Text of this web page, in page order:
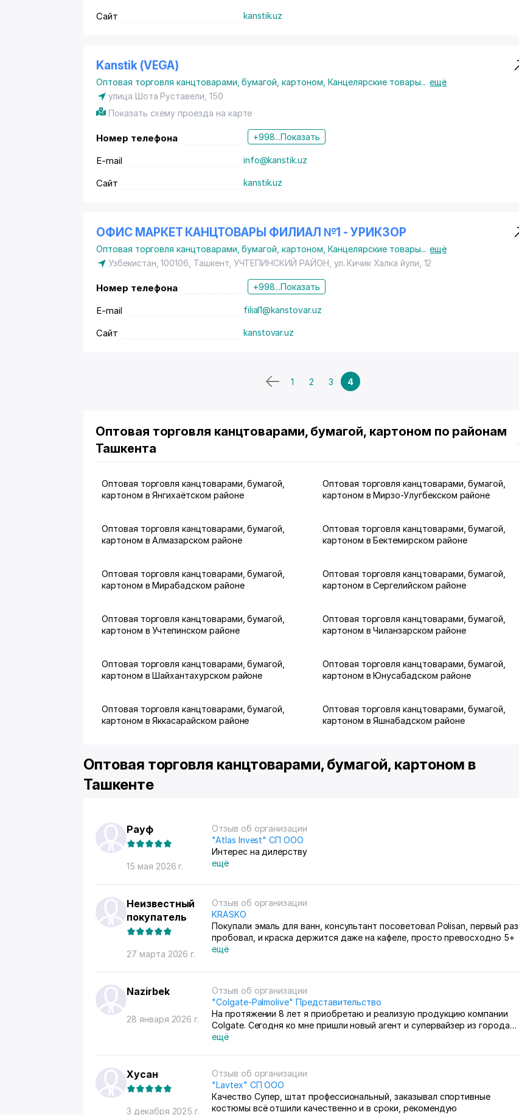
Сайт kanstik.uz
Kanstik (VEGA)
Оптовая торговля канцтоварами, бумагой, картоном Канцелярские товары... ещё
улица Шота Руставели, 150
Показать схему проезда на карте
Номер телефона +998...Показать
E-mail info@kanstik.uz
Сайт kanstik.uz
ОФИС МАРКЕТ КАНЦТОВАРЫ ФИЛИАЛ №1 - УРИКЗОР
Оптовая торговля канцтоварами, бумагой, картоном Канцелярские товары... ещё
Узбекистан, 100106, Ташкент, УЧТЕПИНСКИЙ РАЙОН ул. Кичик Халка йули , 12
Номер телефона +998...Показать
E-mail filial1@kanstovar.uz
Сайт kanstovar.uz
1 2 3 4
Оптовая торговля канцтоварами, бумагой, картоном по районам
Ташкента
Оптовая торговля канцтоварами, бумагой,
картоном в Янгихаётском районе
Оптовая торговля канцтоварами, бумагой,
картоном в Мирзо-Улугбекском районе
Оптовая торговля канцтоварами, бумагой,
картоном в Алмазарском районе
Оптовая торговля канцтоварами, бумагой,
картоном в Бектемирском районе
Оптовая торговля канцтоварами, бумагой,
картоном в Мирабадском районе
Оптовая торговля канцтоварами, бумагой,
картоном в Сергелийском районе
Оптовая торговля канцтоварами, бумагой,
картоном в Учтепинском районе
Оптовая торговля канцтоварами, бумагой,
картоном в Чиланзарском районе
Оптовая торговля канцтоварами, бумагой,
картоном в Шайхантахурском районе
Оптовая торговля канцтоварами, бумагой,
картоном в Юнусабадском районе
Оптовая торговля канцтоварами, бумагой,
картоном в Яккасарайском районе
Оптовая торговля канцтоварами, бумагой,
картоном в Яшнабадском районе
Оптовая торговля канцтоварами, бумагой, картоном в
Ташкенте
Рауф
15 мая 2026 г.
Отзыв об организации
"Atlas Invest" СП ООО
Интерес на дилерству
ещё
Неизвестный
покупатель
27 марта 2026 г.
Отзыв об организации
KRASKO
Покупали эмаль для ванн, консультант посоветовал Polisan, первый раз
пробовал, и краска держится даже на кафеле, просто превосходно 5+
ещё
Nazirbek
28 января 2026 г.
Отзыв об организации
"Colgate-Palmolive" Представительство
На протяжении 8 лет я приобретаю и реализую продукцию компании
Colgate. Сегодня ко мне пришли новый агент и супервайзер из города
Бухара, чтобы уточнить, нужна ли мне продукция. К сожалению,
недостойной для компании Colgate. Вызывает серьезное недоумение,
каким образом сотрудник с таким отношением к клиентам был принят на
работу и тем более назначен на должность супервайзера. Он
совершенно не умеет корректно общаться с клиентами и не обладает
ещё
Хусан
3 декабря 2025 г.
Отзыв об организации
"Lavtex" СП ООО
Качество Супер, штат профессиональный, заказывал спортивные
костюмы всё отшили качественно и в сроки, рекомендую